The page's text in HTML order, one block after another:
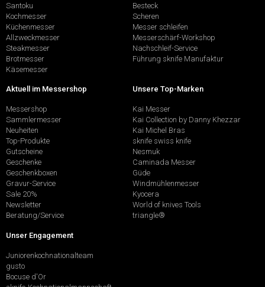
Santoku
Kochmesser
Küchenmesser
Allzweckmesser
Steakmesser
Brotmesser
Käsemesser
Besteck
Scheren
Messer schleifen
Messerschärf-Workshop
Nachschleif-Service
Führung sknife Manufaktur
Aktuell im Messershop
Messershop
Sammlermesser
Neuheiten
Top-Produkte
Gutscheine
Geschenke
Geschenkboxen
Gravur-Service
Sale 20%
Newsletter
Beratung/Service
Unsere Top-Marken
Kai Messer
Kai Collection by Danny Khezzar
Kai Michel Bras
sknife swiss knife
Nesmuk
Caminada Messer
Güde
Windmühlenmesser
Kyocera
World of knives Tools
triangle®
Unser Engagement
Juniorenkochnationalteam
gusto
Bocuse d'Or